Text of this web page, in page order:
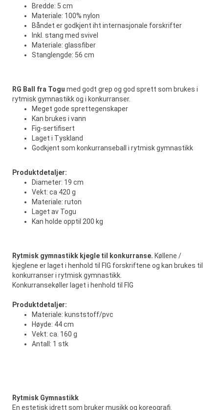
Bredde: 5 cm
Materiale: 100% nylon
Båndet er godkjent iht internasjonale forskrifter
Inkl. stang med svivel
Materiale: glassfiber
Stanglengde: 56 cm
RG Ball fra Togu med godt grep og god sprett som brukes i
rytmisk gymnastikk og i konkurranser.
Meget gode sprettegenskaper
Kan brukes i vann
Fig-sertifisert
Laget i Tyskland
Godkjent som konkurranseball i rytmisk gymnastikk
Produktdetaljer:
Diameter: 19 cm
Vekt: ca 420 g
Materiale: ruton
Laget av Togu
Kan holde opptil 200 kg
Rytmisk gymnastikk kjegle til konkurranse. Køllene /
kjeglene er laget i henhold til FIG forskriftene og kan brukes til
konkurranser i rytmisk gymnastikk.
Konkurransekøller laget i henhold til FIG
Produktdetaljer:
Materiale: kunststoff/pvc
Høyde: 44 cm
Vekt: ca. 160 g
Antall: 1 stk
Rytmisk Gymnastikk
En estetisk idrett som bruker musikk og koreografi.